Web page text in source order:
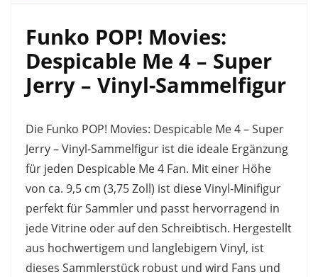
Funko POP! Movies:
Despicable Me 4 – Super
Jerry – Vinyl-Sammelfigur
Die Funko POP! Movies: Despicable Me 4 – Super
Jerry – Vinyl-Sammelfigur ist die ideale Ergänzung
für jeden Despicable Me 4 Fan. Mit einer Höhe
von ca. 9,5 cm (3,75 Zoll) ist diese Vinyl-Minifigur
perfekt für Sammler und passt hervorragend in
jede Vitrine oder auf den Schreibtisch. Hergestellt
aus hochwertigem und langlebigem Vinyl, ist
dieses Sammlerstück robust und wird Fans und